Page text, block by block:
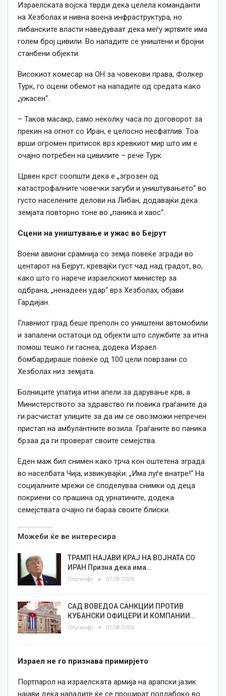
Израелската војска тврди дека целела команданти
на Хезболах и нивна воена инфраструктура, но
либанските власти наведуваат дека меѓу жртвите има
голем број цивили. Во нападите се уништени и бројни
станбени објекти.
Високиот комесар на ОН за човекови права, Фолкер
Турк, го оцени обемот на нападите од средата како
„ужасен“.
– Таков масакр, само неколку часа по договорот за
прекин на огнот со Иран, е целосно несфатлив. Тоа
врши огромен притисок врз кревкиот мир што им е
очајно потребен на цивилите – рече Турк.
Црвен крст соопшти дека е „згрозен од
катастрофалните човечки загуби и уништувањето“ во
густо населените делови на Либан, додавајќи дека
земјата повторно тоне во „паника и хаос“.
Сцени на уништување и ужас во Бејрут
Воени авиони срамнија со земја повеќе згради во
центарот на Бејрут, кревајќи густ чад над градот, во,
како што го нарече израелскиот министер за
одбрана, „ненадеен удар“ врз Хезболах, објави
Гардијан.
Главниот град беше преполн со уништени автомобили
и запалени остатоци од објекти што службите за итна
помош тешко ги гаснеа, додека Израел
бомбардираше повеќе од 100 цели поврзани со
Хезболах низ земјата.
Болниците упатија итни апели за дарување крв, а
Министерството за здравство ги повика граѓаните да
ги расчистат улиците за да им се овозможи непречен
пристап на амбулантните возила. Граѓаните во паника
брзаа да ги проверат своите семејства.
Еден маж бил снимен како трча кон оштетена зграда
во населбата Чија, извикувајќи: „Има луѓе внатре!“ На
социјалните мрежи се споделуваа снимки од деца
покриени со прашина од урнатините, додека
семејствата очајно ги бараа своите блиски.
Можеби ќе ве интересира
ТРАМП НАЈАВИ КРАЈ НА ВОЈНАТА СО
ИРАН Призна дека има…
Плусинфо 07/08/2026
САД ВОВЕДОА САНКЦИИ ПРОТИВ
КУБАНСКИ ОФИЦЕРИ И КОМПАНИИ…
Плусинфо 07/08/2026
Израел не го признава примирјето
Портпарол на израелската армија на арапски јазик
најави дека нападите ќе се прошират подлабоко во